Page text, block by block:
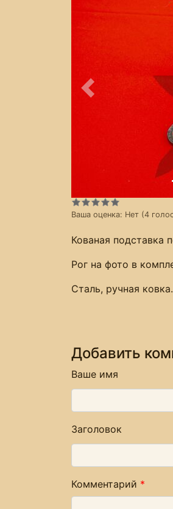
Предыдущее
Ваша оценка: Нет (4
Кованая подставка
Рог на фото в
Сталь, ручная ковка.
Добавить
Ваше имя
Заголовок
Комментарий *